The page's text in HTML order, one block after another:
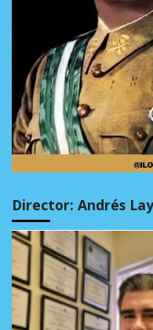
Director: Andrés